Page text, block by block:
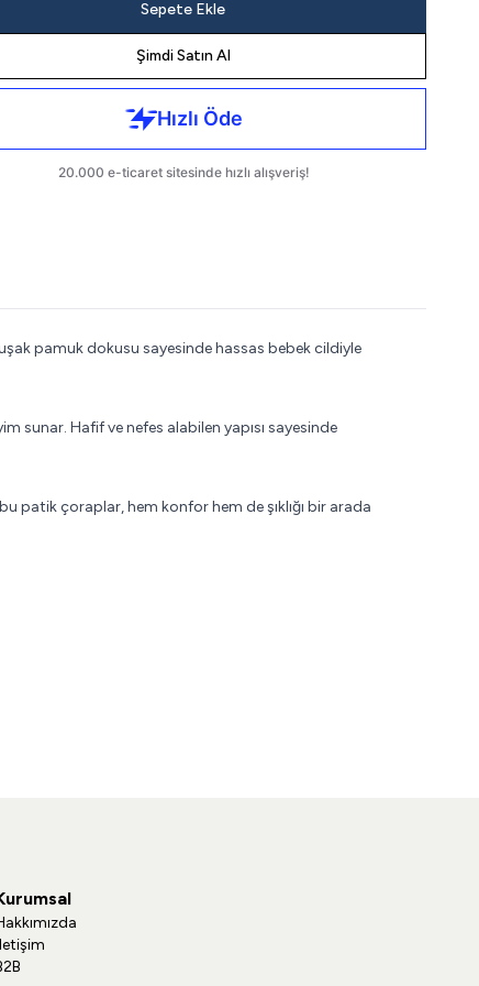
Sepete Ekle
Şimdi Satın Al
pamuk dokusu sayesinde hassas bebek cildiyle
sunar. Hafif ve nefes alabilen yapısı sayesinde
patik çoraplar, hem konfor hem de şıklığı bir arada